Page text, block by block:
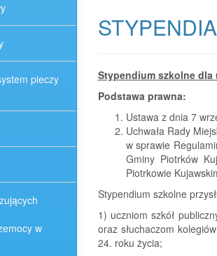
pieczy
w
Stypendium szkolne dla
Podstawa prawna:
Ustawa z dnia 7
Uchwała Rady
w sprawie
Gminy Piotrków
Piotrkowie
Stypendium szkolne
1) uczniom szkół
oraz słuchaczom
24. roku życia;